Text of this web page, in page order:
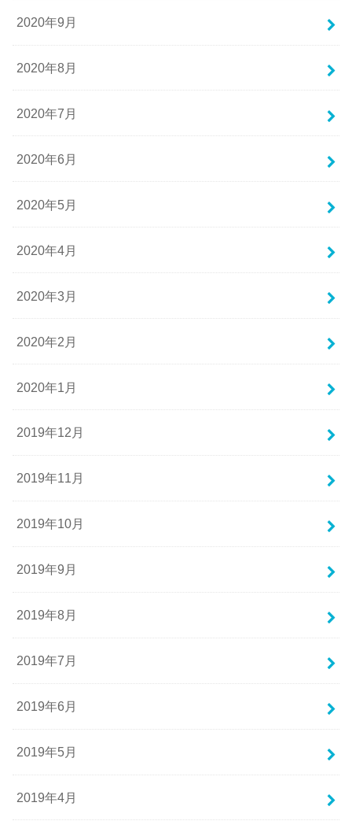
2020年9月
2020年8月
2020年7月
2020年6月
2020年5月
2020年4月
2020年3月
2020年2月
2020年1月
2019年12月
2019年11月
2019年10月
2019年9月
2019年8月
2019年7月
2019年6月
2019年5月
2019年4月